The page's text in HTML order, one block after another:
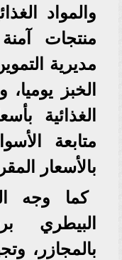
والمواد
منتجات
مديرية
الخبز
الغذائية
متابعة
بالأسعار
كما وجه
البيطري
بالمجازر،